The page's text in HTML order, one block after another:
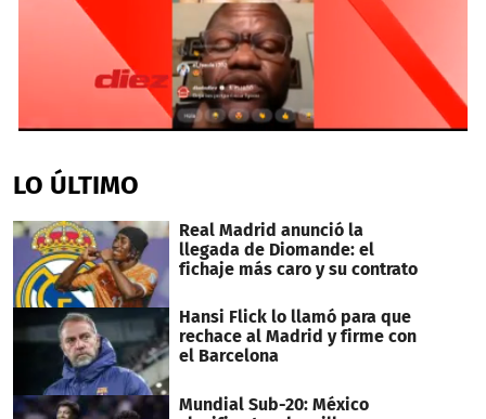
of
4
16
seconds
LO ÚLTIMO
Real Madrid anunció la
llegada de Diomande: el
fichaje más caro y su contrato
Hansi Flick lo llamó para que
rechace al Madrid y firme con
el Barcelona
Mundial Sub-20: México